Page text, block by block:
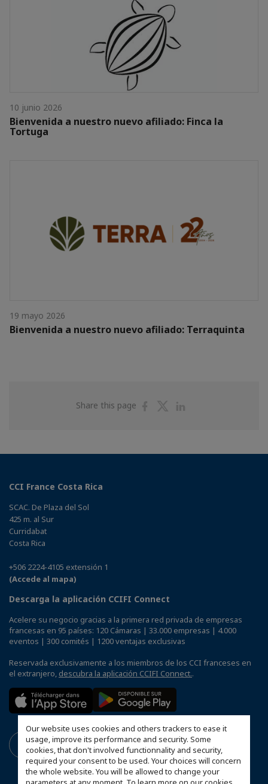
Our website uses cookies and others trackers to ease it
usage, improve its performance and security. Some
cookies, that don't involved functionnality and security,
required your consent to be used. Your choices will concern
the whole website. You will be allowed to change your
10 junio 2026
Bienvenida a nuestro nuevo afiliado: Finca la
Tortuga
19 mayo 2026
Bienvenida a nuestro nuevo afiliado: Terraquinta
Share this page
ShareShare
CCI France Costa Rica
SCAC. De Plaza del Sol
425 m. al Sur
Curridabat
Costa Rica
+506 2224-4105 extensión 1
(Accede al mapa)
Descarga la aplicación CCIFI Connect
Acelere su negocio gracias a la primera red privada de empresas
francesas en 95 países: 120 Cámaras | 33.000 empresas | 4.000
eventos | 300 comités | 1200 ventajas exclusivas
Reservada exclusivamente a los miembros de los CCI franceses en
el extranjero, descubra la aplicación CCIFI Connect..